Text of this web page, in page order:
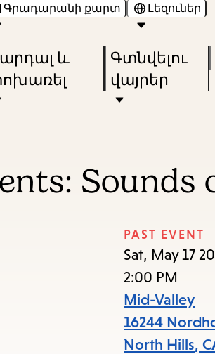
Գրադարանի քարտ Լեզուներ
և
Գտնվելու
վայրեր
Sounds
PAST EVENT
Sat, May 17
2:00 PM
Mid-Valley
16244
North Hills,